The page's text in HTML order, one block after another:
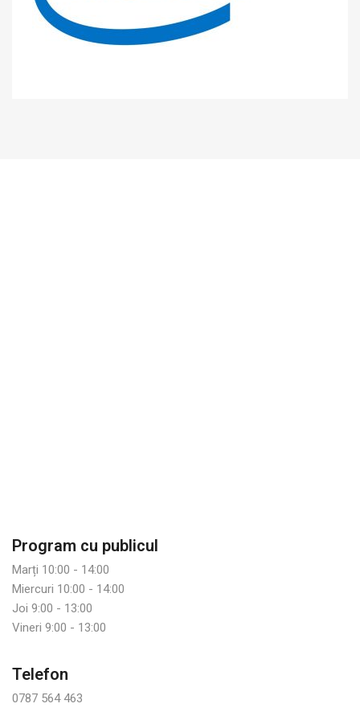
Program cu publicul
Marți 10:00 - 14:00
Miercuri 10:00 - 14:00
Joi 9:00 - 13:00
Vineri 9:00 - 13:00
Telefon
0787 564 463